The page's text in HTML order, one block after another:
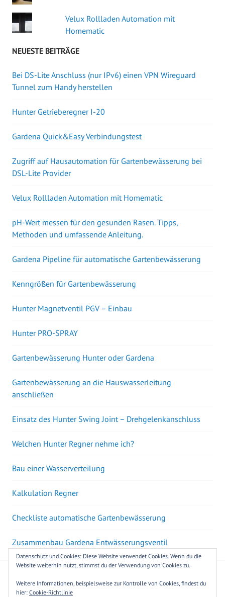
Velux Rollladen Automation mit
Homematic
NEUESTE BEITRÄGE
Bei DS-Lite Anschluss (nur IPv6) einen VPN Wireguard
Tunnel zum Handy herstellen
Hunter Getrieberegner I-20
Gardena Quick&Easy Verbindungstest
Zugriff auf Hausautomation für Gartenbewässerung bei
DSL-Lite Provider
Velux Rollladen Automation mit Homematic
pH-Wert messen für den gesunden Rasen. Tipps,
Methoden und umfassende Anleitung.
Gardena Pipeline für automatische Gartenbewässerung
Kenngrößen für Gartenbewässerung
Hunter Magnetventil PGV – Einbau
Hunter PRO-SPRAY
Gartenbewässerung Hunter oder Gardena
Gartenbewässerung an die Hauswasserleitung
anschließen
Einsatz des Hunter Swing Joint – Drehgelenkanschluss
Welchen Hunter Regner nehme ich?
Bau einer Wasserverteilung
Kalkulation Regner
Checkliste automatische Gartenbewässerung
Zusammenbau Gardena Entwässerungsventil
Powered by Meine-Gartenbewaesserung.de | Ⓒ 2026
Datenschutz und Cookies: Diese Website verwendet Cookies. Wenn du die
Website weiterhin nutzt, stimmst du der Verwendung von Cookies zu.
Weitere Informationen, beispielsweise zur Kontrolle von Cookies, findest du
hier: Cookie-Richtlinie